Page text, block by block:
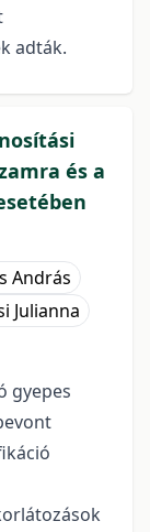
adták.
és a
András
Julianna
gyepes